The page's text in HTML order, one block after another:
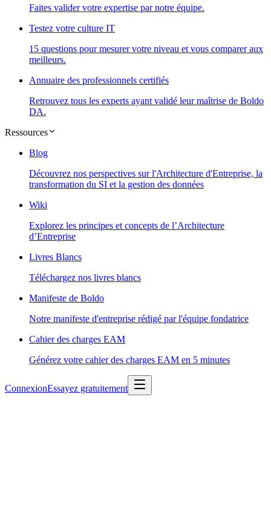
Faites valider votre expertise par notre équipe.
Testez votre culture IT
15 questions pour mesurer votre niveau et vous comparer aux
meilleurs.
Annuaire des professionnels certifiés
Retrouvez tous les experts ayant validé leur maîtrise de Boldo
DA.
Ressources
Blog
Découvrez nos perspectives sur l'Architecture d'Entreprise, la
transformation du SI et la gestion des données
Wiki
Explorez les principes et concepts de l’Architecture
d’Entreprise
Livres Blancs
Téléchargez nos livres blancs
Manifeste de Boldo
Notre manifeste d'entreprise rédigé par l'équipe fondatrice
Cahier des charges EAM
Générez votre cahier des charges EAM en 5 minutes
ConnexionEssayez gratuitement